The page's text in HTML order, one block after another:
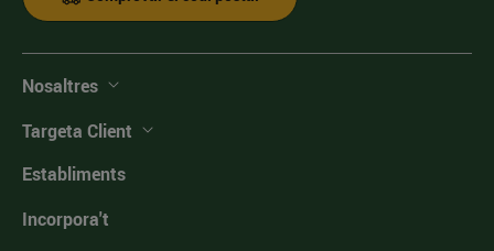
Nosaltres
Targeta Client
Establiments
Incorpora't